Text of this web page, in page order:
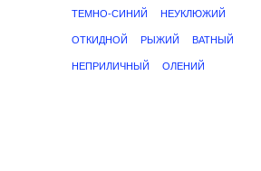
ТЕМНО-СИНИЙ НЕУКЛЮЖИЙ
ОТКИДНОЙ РЫЖИЙ ВАТНЫЙ
НЕПРИЛИЧНЫЙ ОЛЕНИЙ